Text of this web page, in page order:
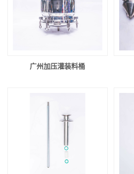
广州加压灌装料桶